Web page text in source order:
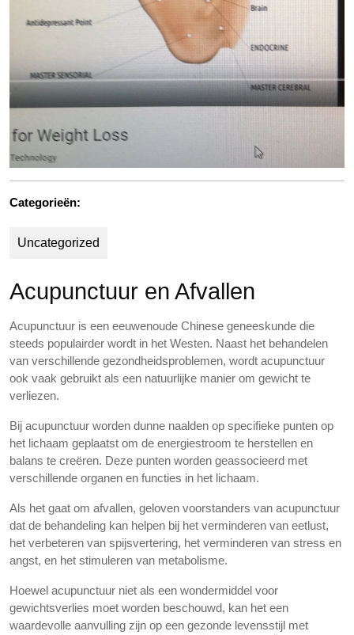
Categorieën:
Uncategorized
Acupunctuur en Afvallen
Acupunctuur is een eeuwenoude Chinese geneeskunde die
steeds populairder wordt in het Westen. Naast het behandelen
van verschillende gezondheidsproblemen, wordt acupunctuur
ook vaak gebruikt als een natuurlijke manier om gewicht te
verliezen.
Bij acupunctuur worden dunne naalden op specifieke punten op
het lichaam geplaatst om de energiestroom te herstellen en
balans te creëren. Deze punten worden geassocieerd met
verschillende organen en functies in het lichaam.
Als het gaat om afvallen, geloven voorstanders van acupunctuur
dat de behandeling kan helpen bij het verminderen van eetlust,
het verbeteren van spijsvertering, het verminderen van stress en
angst, en het stimuleren van metabolisme.
Hoewel acupunctuur niet als een wondermiddel voor
gewichtsverlies moet worden beschouwd, kan het een
waardevolle aanvulling zijn op een gezonde levensstijl met